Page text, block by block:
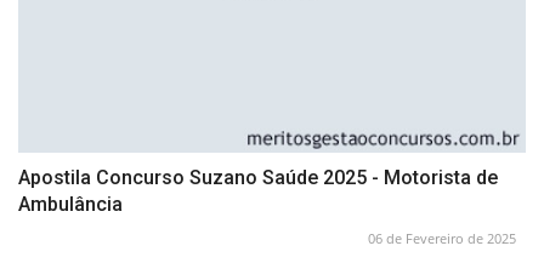
Apostila Concurso Suzano Saúde 2025 - Motorista de
Ambulância
06 de Fevereiro de 2025